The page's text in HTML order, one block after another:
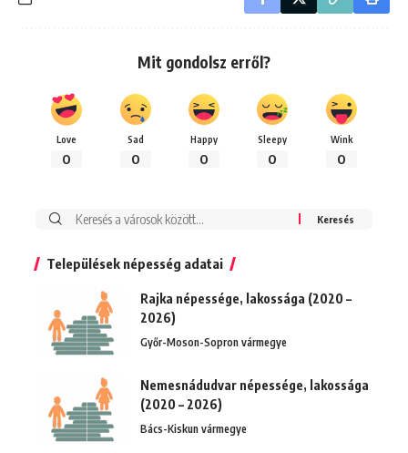
Mit gondolsz erről?
Love
0
Sad
0
Happy
0
Sleepy
0
Wink
0
Keresés:
Települések népesség adatai
Rajka népessége, lakossága (2020 –
2026)
Győr-Moson-Sopron vármegye
Nemesnádudvar népessége, lakossága
(2020 – 2026)
Bács-Kiskun vármegye